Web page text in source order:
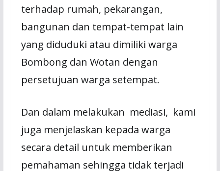
terhadap rumah, pekarangan,
bangunan dan tempat-tempat lain
yang diduduki atau dimiliki warga
Bombong dan Wotan dengan
persetujuan warga setempat.
Dan dalam melakukan mediasi, kami
juga menjelaskan kepada warga
secara detail untuk memberikan
pemahaman sehingga tidak terjadi